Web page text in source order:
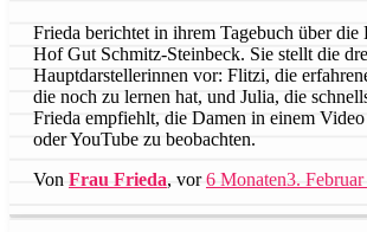
Frieda berichtet in ihrem Tagebuch über die
Hof Gut Schmitz-Steinbeck. Sie stellt die
Hauptdarstellerinnen vor: Flitzi, die
die noch zu lernen hat, und Julia, die
Frieda empfiehlt, die Damen in einem
oder YouTube zu beobachten.
Von Frau Frieda, vor6 Monaten3.